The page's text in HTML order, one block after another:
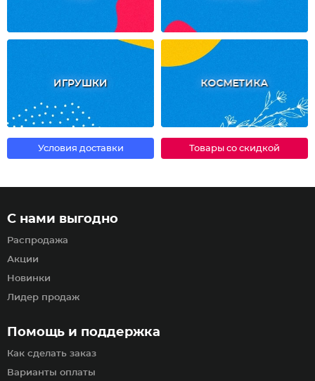
ИГРУШКИ КОСМЕТИКА
Условия доставки Товары со скидкой
Помощь и поддержка
Как сделать заказ
Варианты оплаты
С нами выгодно
Распродажа
Акции
Новинки
Лидер продаж